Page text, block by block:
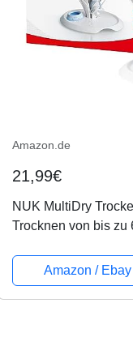
Amazon.de
21,99€
NUK MultiDry
Trocknen von bis zu
Amazon /